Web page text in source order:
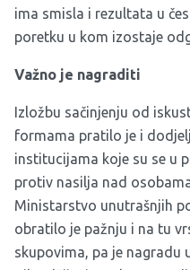
ima smisla i rezultata u
poretku u kom izostaje
Važno je nagraditi
Izložbu sačinjenju od
formama pratilo je i
institucijama koje su se u
protiv nasilja nad
Ministarstvo unutrašnjih
obratilo je pažnju i na tu
skupovima, pa je nagradu